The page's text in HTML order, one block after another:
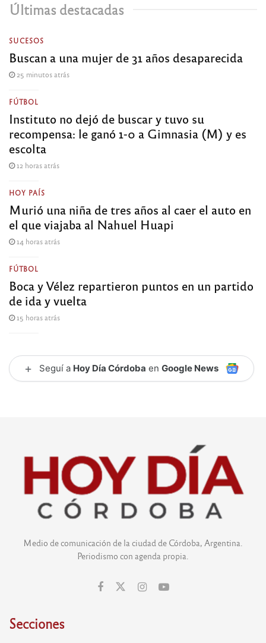
Últimas destacadas
SUCESOS
Buscan a una mujer de 31 años desaparecida
25 minutos atrás
FÚTBOL
Instituto no dejó de buscar y tuvo su
recompensa: le ganó 1-0 a Gimnasia (M) y es
escolta
12 horas atrás
HOY PAÍS
Murió una niña de tres años al caer el auto en
el que viajaba al Nahuel Huapi
14 horas atrás
FÚTBOL
Boca y Vélez repartieron puntos en un partido
de ida y vuelta
15 horas atrás
+ Seguí a Hoy Día Córdoba en Google News
Medio de comunicación de la ciudad de Córdoba, Argentina.
Periodismo con agenda propia.
Secciones